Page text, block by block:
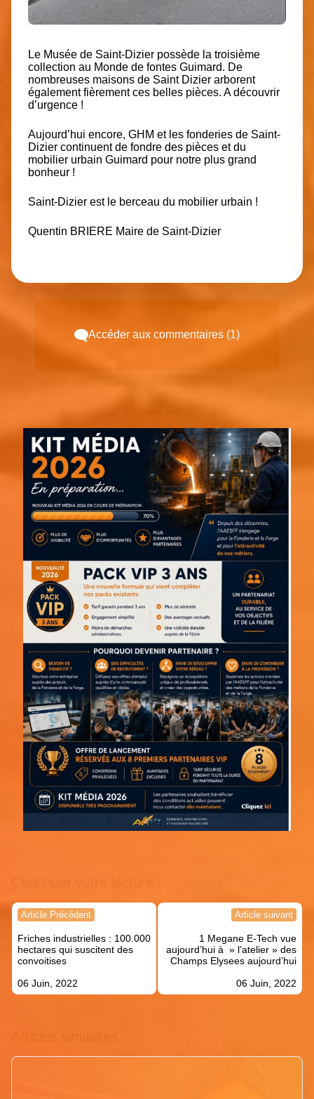
Le Musée de Saint-Dizier possède la troisième
collection au Monde de fontes Guimard. De
nombreuses maisons de Saint Dizier arborent
également fièrement ces belles pièces. A découvrir
d’urgence !
Aujourd’hui encore, GHM et les fonderies de Saint-
Dizier continuent de fondre des pièces et du
mobilier urbain Guimard pour notre plus grand
bonheur !
Saint-Dizier est le berceau du mobilier urbain !
Quentin BRIERE Maire de Saint-Dizier
Accéder aux commentaires (1)
Navigation
l’article
Article Précédent
Friches industrielles : 100.000
hectares qui suscitent des
convoitises
06 Juin, 2022
Article suivant
1 Megane E-Tech vue
aujourd’hui à » l’atelier » des
Champs Elysees aujourd’hui
06 Juin, 2022